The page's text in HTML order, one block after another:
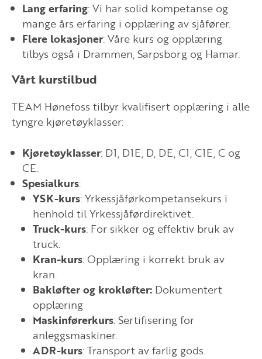
Lang erfaring: Vi har solid kompetanse og
mange års erfaring i opplæring av sjåfører.
Flere lokasjoner: Våre kurs og opplæring
tilbys også i Drammen, Sarpsborg og Hamar.
Vårt kurstilbud
TEAM Hønefoss tilbyr kvalifisert opplæring i alle
tyngre kjøretøyklasser:
Kjøretøyklasser: D1, D1E, D, DE, C1, C1E, C og
CE.
Spesialkurs:
YSK-kurs: Yrkessjåførkompetansekurs i
henhold til Yrkessjåførdirektivet.
Truck-kurs: For sikker og effektiv bruk av
truck.
Kran-kurs: Opplæring i korrekt bruk av
kran.
Bakløfter og krokløfter: Dokumentert
opplæring
Maskinførerkurs: Sertifisering for
anleggsmaskiner.
ADR-kurs: Transport av farlig gods.